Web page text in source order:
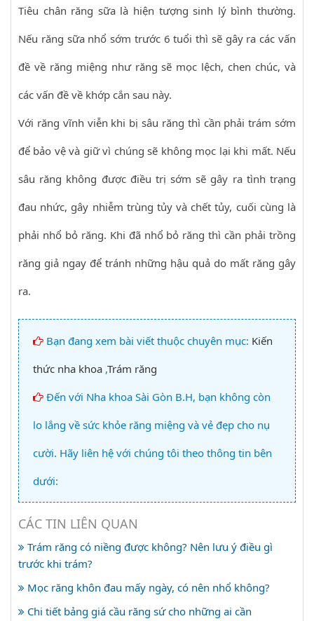
Tiêu chân răng sữa là hiện tượng sinh lý bình thường.
Nếu răng sữa nhổ sớm trước 6 tuổi thì sẽ gây ra các vấn
đề về răng miệng như răng sẽ mọc lệch, chen chúc, và
các vấn đề về khớp cắn sau này.
Với răng vĩnh viễn khi bị sâu răng thì cần phải trám sớm
để bảo vệ và giữ vì chúng sẽ không mọc lại khi mất. Nếu
sâu răng không được điều trị sớm sẽ gây ra tình trạng
đau nhức, gây nhiễm trùng tủy và chết tủy, cuối cùng là
phải nhổ bỏ răng. Khi đã nhổ bỏ răng thì cần phải trồng
răng giả ngay để tránh những hậu quả do mất răng gây
ra.
Bạn đang xem bài viết thuộc chuyên mục: Kiến
thức nha khoa ,Trám răng
Đến với Nha khoa Sài Gòn B.H, bạn không còn
lo lắng về sức khỏe răng miệng và vẻ đẹp cho nụ
cười. Hãy liên hệ với chúng tôi theo thông tin bên
dưới:
CÁC TIN LIÊN QUAN
Trám răng có niềng được không? Nên lưu ý điều gì
trước khi trám?
Mọc răng khôn đau mấy ngày, có nên nhổ không?
Chi tiết bảng giá cầu răng sứ cho những ai cần